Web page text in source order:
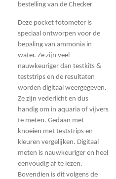
bestelling van de Checker
Deze pocket fotometer is
speciaal ontworpen voor de
bepaling van ammonia in
water. Ze zijn veel
nauwkeuriger dan testkits &
teststrips en de resultaten
worden digitaal weergegeven.
Ze zijn vederlicht en dus
handig om in aquaria of vijvers
te meten. Gedaan met
knoeien met teststrips en
kleuren vergelijken. Digitaal
meten is nauwkeuriger en heel
eenvoudig af te lezen.
Bovendien is dit volgens de